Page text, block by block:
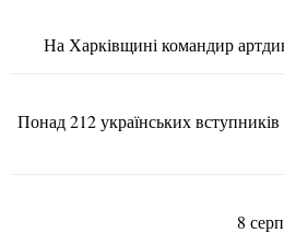
На Харківщині командир
Понад 212 українських
8